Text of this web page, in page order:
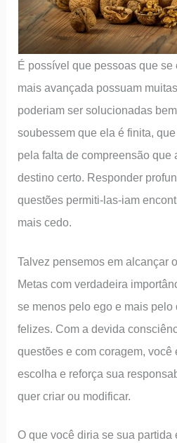
É possível que pessoas que se
mais avançada possuam
poderiam ser solucionadas
soubessem que ela é finita,
pela falta de compreensão que
destino certo. Responder
questões permiti-las-iam
mais cedo.
Talvez pensemos em alcançar
Metas com verdadeira
se menos pelo ego e mais pelo
felizes. Com a devida
questões e com coragem,
escolha e reforça sua
quer criar ou modificar.
O que você diria se sua partida